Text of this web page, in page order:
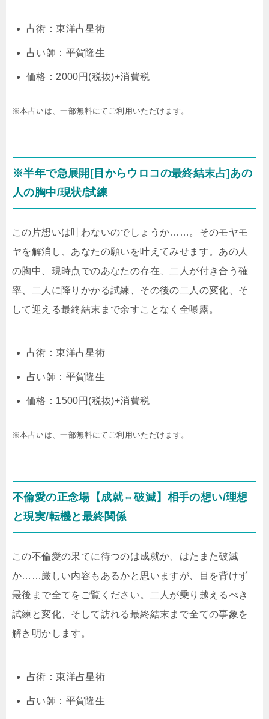
占術：東洋占星術
占い師：平賀隆生
価格：2000円(税抜)+消費税
※本占いは、一部無料にてご利用いただけます。
※半年で急展開[目からウロコの最終結末占]あの
人の胸中/現状/試練
この片想いは叶わないのでしょうか……。そのモヤモ
ヤを解消し、あなたの願いを叶えてみせます。あの人
の胸中、現時点でのあなたの存在、二人が付き合う確
率、二人に降りかかる試練、その後の二人の変化、そ
して迎える最終結末まで余すことなく全曝露。
占術：東洋占星術
占い師：平賀隆生
価格：1500円(税抜)+消費税
※本占いは、一部無料にてご利用いただけます。
不倫愛の正念場【成就⇔破滅】相手の想い/理想
と現実/転機と最終関係
この不倫愛の果てに待つのは成就か、はたまた破滅
か……厳しい内容もあるかと思いますが、目を背けず
最後まで全てをご覧ください。二人が乗り越えるべき
試練と変化、そして訪れる最終結末まで全ての事象を
解き明かします。
占術：東洋占星術
占い師：平賀隆生